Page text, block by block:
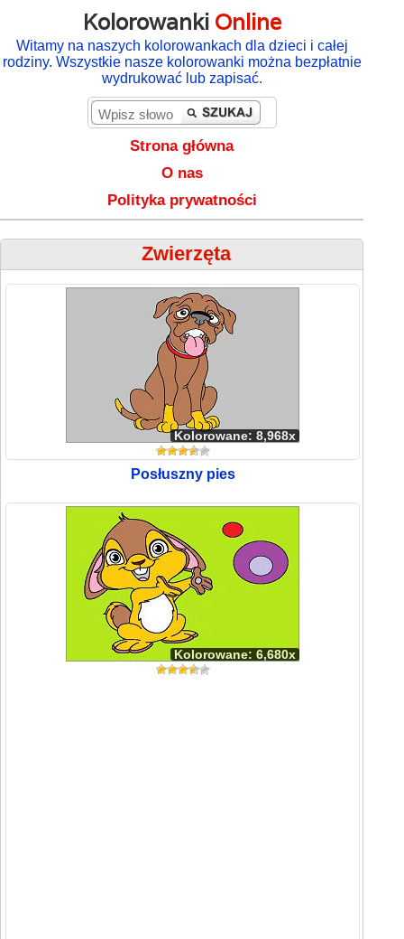
Kolorowanki Online
Witamy na naszych kolorowankach dla dzieci i całej
rodziny. Wszystkie nasze kolorowanki można bezpłatnie
wydrukować lub zapisać.
Strona główna
O nas
Polityka prywatności
Zwierzęta
Kolorowane: 8,968x
Posłuszny pies
Kolorowane: 6,680x